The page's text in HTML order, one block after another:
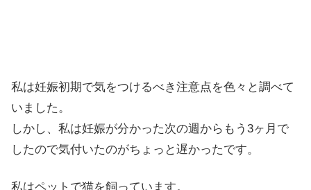
私は妊娠初期で気をつけるべき注意点を色々と調べて
いました。
しかし、私は妊娠が分かった次の週からもう3ヶ月で
したので気付いたのがちょっと遅かったです。
私はペットで猫を飼っています。